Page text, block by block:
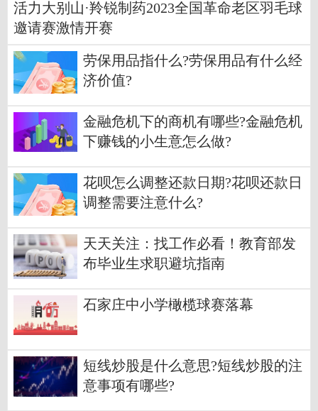
活力大别山·羚锐制药2023全国革命老区羽毛球
邀请赛激情开赛
劳保用品指什么?劳保用品有什么经
济价值?
金融危机下的商机有哪些?金融危机
下赚钱的小生意怎么做?
花呗怎么调整还款日期?花呗还款日
调整需要注意什么?
天天关注：​找工作必看！教育部发
布毕业生求职避坑指南
石家庄中小学橄榄球赛落幕
短线炒股是什么意思?短线炒股的注
意事项有哪些?